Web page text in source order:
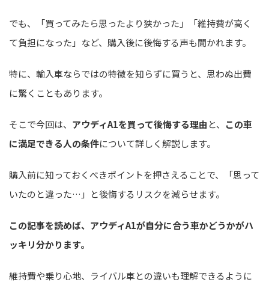
でも、「買ってみたら思ったより狭かった」「維持費が高く
て負担になった」など、購入後に後悔する声も聞かれます。
特に、輸入車ならではの特徴を知らずに買うと、思わぬ出費
に驚くこともあります。
そこで今回は、 アウディA1を買って後悔する理由 と、 この車
に満足できる人の条件について詳しく解説します。
購入前に知っておくべきポイントを押さえることで、「思って
いたのと違った…」と後悔するリスクを減らせます。
この記事を読めば、アウディA1が自分に合う車かどうかがハ
ッキリ分かります。
維持費や乗り心地、ライバル車との違いも理解できるように